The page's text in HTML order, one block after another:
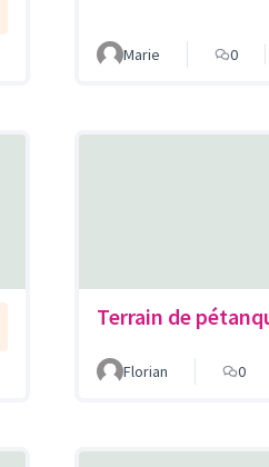
Marie 0
Terrain de
Florian 0